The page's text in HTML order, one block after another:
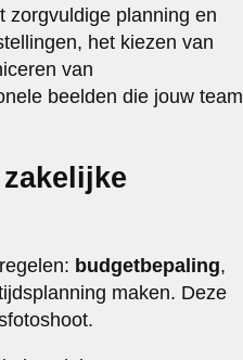
zorgvuldige planning en
het kiezen van
van
beelden die jouw team
budgetbepaling,
maken. Deze